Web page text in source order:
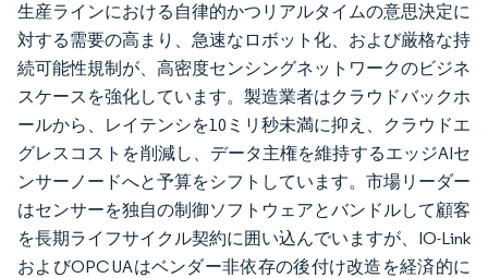
生産ラインにおける自律的かつリアルタイムの意思決定に
対する需要の高まり、急速なロボット化、および厳格な持
続可能性規制が、高密度センシングネットワークのビジネ
スケースを強化しています。製造業者はクラウドバックホ
ールから、レイテンシを10ミリ秒未満に抑え、クラウドエ
グレスコストを削減し、データ主権を維持するエッジAIセ
ンサーノードへと予算をシフトしています。市場リーダー
はセンサーを独自の制御ソフトウェアとバンドルして顧客
を長期ライフサイクル契約に囲い込んでいますが、IO-Link
およびOPC UAはベンダー非依存の後付け改造を経済的に